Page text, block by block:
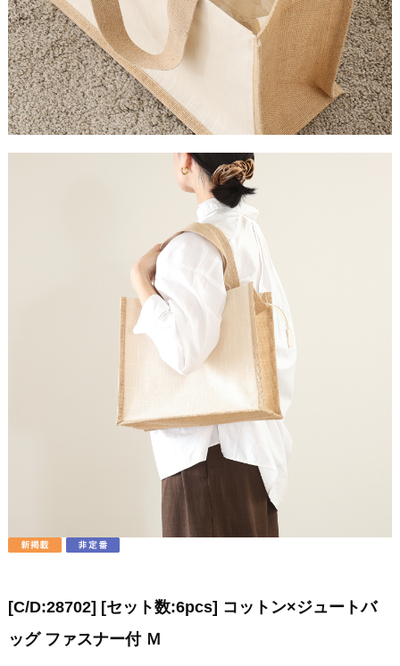
[C/D:28702] [セット数:6pcs] コットン×ジュートバ
ッグ ファスナー付 Ｍ